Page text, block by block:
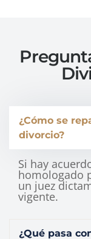
¿Cómo se
divorcio?
Si hay
homologado
un juez
vigente.
¿Qué pasa